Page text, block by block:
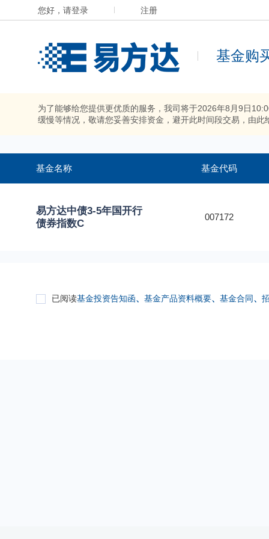
您好，请登录 注册
基金购
为了能够给您提供更优质的服务，我司将于2026年8月9日
缓慢等情况，敬请您妥善安排资金，避开此时间段交易，由此
基金名称 基金代码
易方达中债3-5年国开行
债券指数C
007172
已阅读基金投资告知函、 基金产品资料概要、 基金合同、